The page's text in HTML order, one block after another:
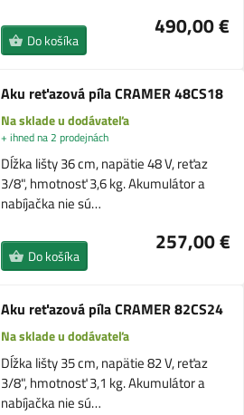
490,00 €
Do košíka
Aku reťazová píla CRAMER 48CS18
Na sklade u dodávateľa
+ ihned na 2 prodejnách
Dĺžka lišty 36 cm, napätie 48 V, reťaz
3/8", hmotnosť 3,6 kg. Akumulátor a
nabíjačka nie sú…
257,00 €
Do košíka
Aku reťazová píla CRAMER 82CS24
Na sklade u dodávateľa
Dĺžka lišty 35 cm, napätie 82 V, reťaz
3/8", hmotnosť 3,1 kg. Akumulátor a
nabíjačka nie sú…